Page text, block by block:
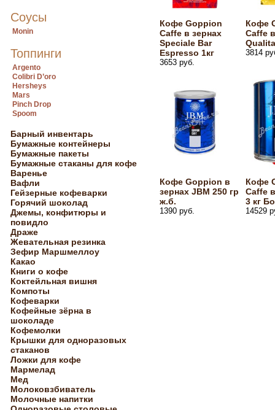
Соусы
Monin
Топпинги
Argento
Colibri D’oro
Hersheys
Mars
Pinch Drop
Spoom
Барный инвентарь
Бумажные контейнеры
Бумажные пакеты
Бумажные стаканы для кофе
Варенье
Вафли
Гейзерные кофеварки
Горячий шоколад
Джемы, конфитюры и
повидло
Драже
Жевательная резинка
Зефир Маршмеллоу
Какао
Книги о кофе
Коктейльная вишня
Компоты
Кофеварки
Кофейные зёрна в
шоколаде
Кофемолки
Крышки для одноразовых
стаканов
Ложки для кофе
Мармелад
Мед
Молоковзбиватель
Молочные напитки
Кофе Goppion
Caffe в зернах
Speciale Bar
Espresso 1кг
3653 руб.
Кофе
Caffe
3814
Кофе Goppion в
зернах JBM 250 гр
ж.б.
1390 руб.
Кофе
Caffe
3 кг
14529